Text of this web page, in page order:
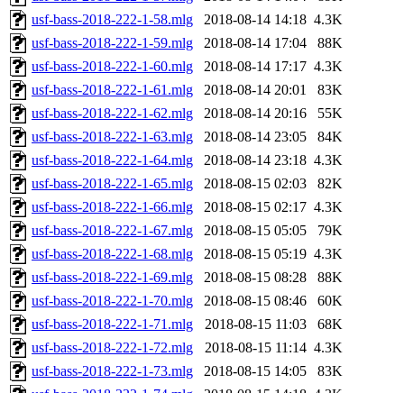
usf-bass-2018-222-1-58.mlg
2018-08-14 14:18 4.3K
usf-bass-2018-222-1-59.mlg
2018-08-14 17:04
88K
usf-bass-2018-222-1-60.mlg
2018-08-14 17:17 4.3K
usf-bass-2018-222-1-61.mlg
2018-08-14 20:01
83K
usf-bass-2018-222-1-62.mlg
2018-08-14 20:16
55K
usf-bass-2018-222-1-63.mlg
2018-08-14 23:05
84K
usf-bass-2018-222-1-64.mlg
2018-08-14 23:18 4.3K
usf-bass-2018-222-1-65.mlg
2018-08-15 02:03
82K
usf-bass-2018-222-1-66.mlg
2018-08-15 02:17 4.3K
usf-bass-2018-222-1-67.mlg
2018-08-15 05:05
79K
usf-bass-2018-222-1-68.mlg
2018-08-15 05:19 4.3K
usf-bass-2018-222-1-69.mlg
2018-08-15 08:28
88K
usf-bass-2018-222-1-70.mlg
2018-08-15 08:46
60K
usf-bass-2018-222-1-71.mlg
2018-08-15 11:03
68K
usf-bass-2018-222-1-72.mlg
2018-08-15 11:14 4.3K
usf-bass-2018-222-1-73.mlg
2018-08-15 14:05
83K